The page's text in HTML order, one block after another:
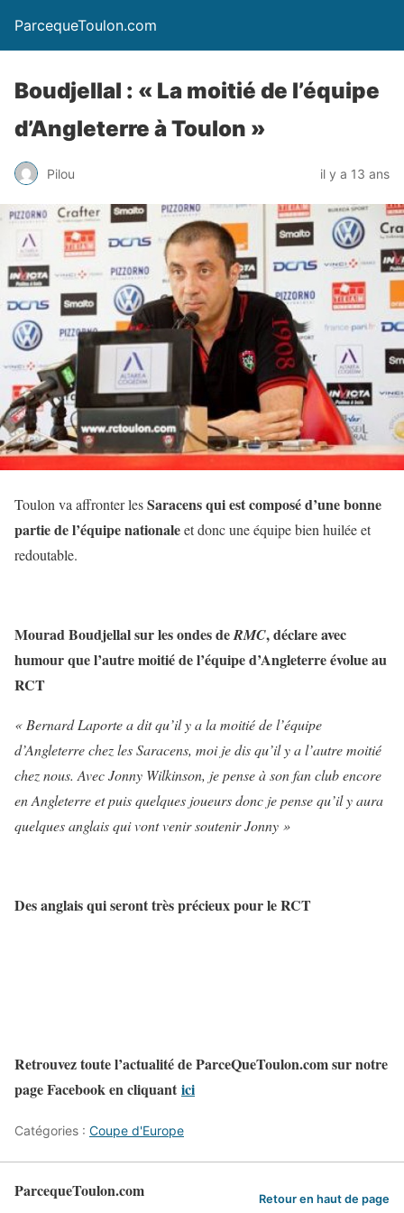
ParcequeToulon.com
Boudjellal : « La moitié de l’équipe
d’Angleterre à Toulon »
Pilou il y a 13 ans
Toulon va affronter lesSaracens qui est composé d’une bonne
partie de l’équipe nationaleet donc une équipe bien huilée et
redoutable.
Mourad Boudjellal sur les ondes deRMC, déclare avec
humour que l’autre moitié de l’équipe d’Angleterre évolue au
RCT
« Bernard Laporte a dit qu’il y a la moitié de l’équipe
d’Angleterre chez les Saracens, moi je dis qu’il y a l’autre moitié
chez nous. Avec Jonny Wilkinson, je pense à son fan club encore
en Angleterre et puis quelques joueurs donc je pense qu’il y aura
quelques anglais qui vont venir soutenir Jonny »
Des anglais qui seront très précieux pour le RCT
Retrouvez toute l’actualité de ParceQueToulon.com sur notre
page Facebook en cliquant ici
Catégories : Coupe d'Europe
ParcequeToulon.com Retour en haut de page